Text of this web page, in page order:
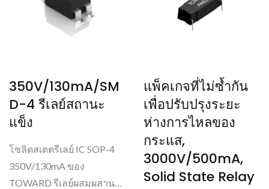
350V/130mA/SM
D-4 รีเลย์สถานะ
แข็ง
โซลิดสเตตรีเลย์ IC SOP-4
350V/130mA ของ
TOWARD รีเลย์ผสมผสาน
แพ็คเกจที่ไม่ซ้ำกัน
เพื่อปรับปรุงระยะ
ห่างการไหลของ
กระแส,
3000V/500mA,
Solid State Relay